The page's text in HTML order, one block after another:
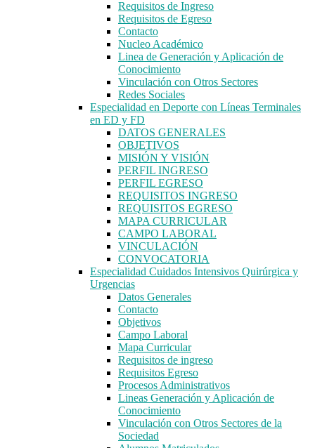
Requisitos de Ingreso
Requisitos de Egreso
Contacto
Nucleo Académico
Linea de Generación y Aplicación de
Conocimiento
Vinculación con Otros Sectores
Redes Sociales
Especialidad en Deporte con Líneas Terminales
en ED y FD
DATOS GENERALES
OBJETIVOS
MISIÓN Y VISIÓN
PERFIL INGRESO
PERFIL EGRESO
REQUISITOS INGRESO
REQUISITOS EGRESO
MAPA CURRICULAR
CAMPO LABORAL
VINCULACIÓN
CONVOCATORIA
Especialidad Cuidados Intensivos Quirúrgica y
Urgencias
Datos Generales
Contacto
Objetivos
Campo Laboral
Mapa Curricular
Requisitos de ingreso
Requisitos Egreso
Procesos Administrativos
Lineas Generación y Aplicación de
Conocimiento
Vinculación con Otros Sectores de la
Sociedad